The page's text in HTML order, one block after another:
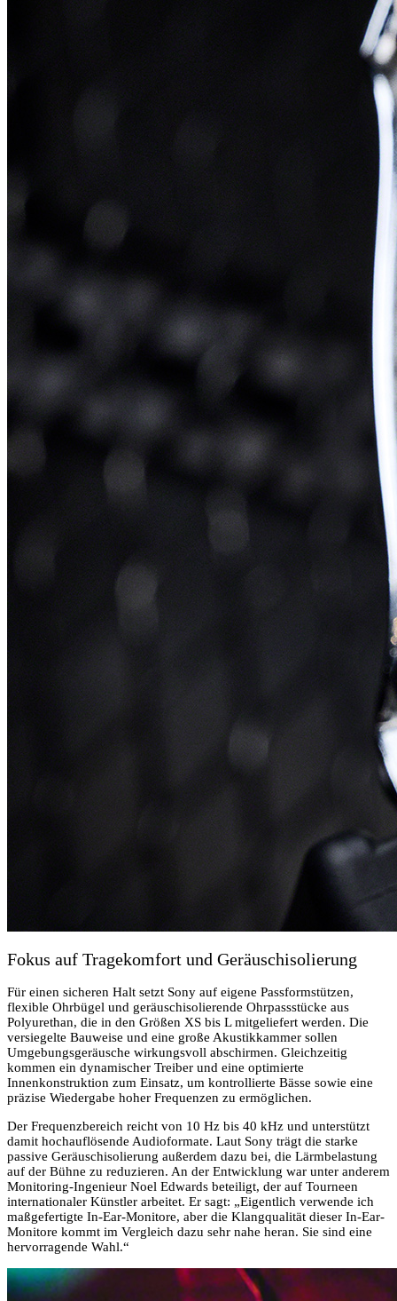
Fokus auf Tragekomfort und Geräuschisolierung
Für einen sicheren Halt setzt Sony auf eigene Passformstützen,
flexible Ohrbügel und geräuschisolierende Ohrpassstücke aus
Polyurethan, die in den Größen XS bis L mitgeliefert werden. Die
versiegelte Bauweise und eine große Akustikkammer sollen
Umgebungsgeräusche wirkungsvoll abschirmen. Gleichzeitig
kommen ein dynamischer Treiber und eine optimierte
Innenkonstruktion zum Einsatz, um kontrollierte Bässe sowie eine
präzise Wiedergabe hoher Frequenzen zu ermöglichen.
Der Frequenzbereich reicht von 10 Hz bis 40 kHz und unterstützt
damit hochauflösende Audioformate. Laut Sony trägt die starke
passive Geräuschisolierung außerdem dazu bei, die Lärmbelastung
auf der Bühne zu reduzieren. An der Entwicklung war unter anderem
Monitoring-Ingenieur Noel Edwards beteiligt, der auf Tourneen
internationaler Künstler arbeitet. Er sagt: „Eigentlich verwende ich
maßgefertigte In-Ear-Monitore, aber die Klangqualität dieser In-Ear-
Monitore kommt im Vergleich dazu sehr nahe heran. Sie sind eine
hervorragende Wahl.“